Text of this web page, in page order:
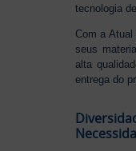
tecnologia
Com a
seus
alta
entrega do